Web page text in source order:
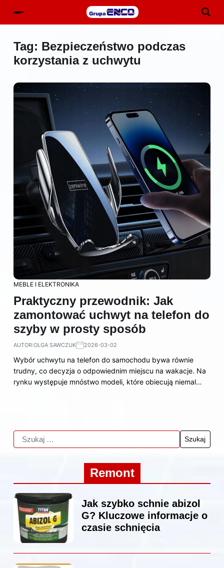
Tag: Bezpieczeństwo podczas
korzystania z uchwytu
MEBLE I ELEKTRONIKA
Praktyczny przewodnik: Jak
zamontować uchwyt na telefon do
szyby w prosty sposób
AUTOR:OLGA SAWCZUK 2026-03-02
Wybór uchwytu na telefon do samochodu bywa równie
trudny, co decyzja o odpowiednim miejscu na wakacje. Na
rynku występuje mnóstwo modeli, które obiecują niemal…
Remont
Jak szybko schnie abizol
G? Kluczowe informacje o
czasie schnięcia